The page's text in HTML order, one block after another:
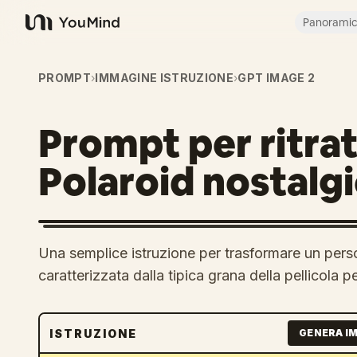
YouMind
PROMPT›IMMAGINE ISTRUZIONE›GPT IMAGE 2
Prompt per
Polaroid
Una semplice istruzione per trasformare un
caratterizzata dalla tipica grana della pellicola
ISTRUZIONE GENERA